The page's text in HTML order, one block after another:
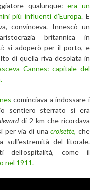
qualunque:era un
più influenti d’Europa. E
convinceva. Innescò un
britannica in
si adoperò per il porto, e
di quella riva desolata in
Cannes: capitale del
cominciava a indossare i
sentiero sterrato si era
di 2 km che ricordava
per via di unacroisette, che
del litorale.
dell’ospitalità, come il
nel 1911.